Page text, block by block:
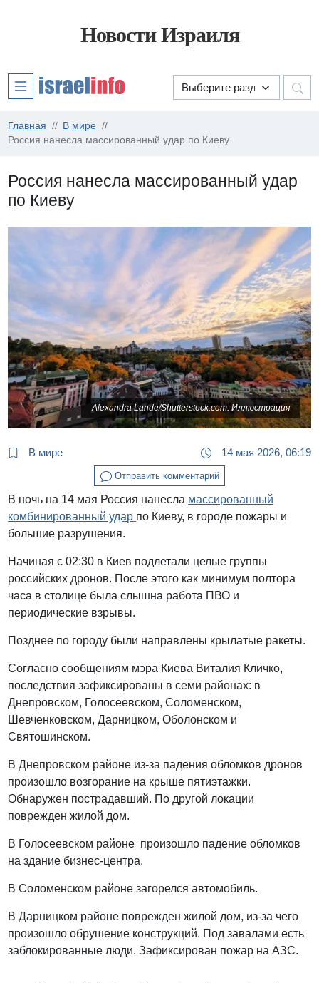
Новости Израиля
Главная
В мире
Россия нанесла массированный удар по Киеву
Россия нанесла массированный удар
по Киеву
Alexandra Lande/Shutterstock.com. Иллюстрация
В мире 14 мая 2026, 06:19
Отправить комментарий
В ночь на 14 мая Россия нанесла массированный
комбинированный удар по Киеву, в городе пожары и
большие разрушения.
Начиная с 02:30 в Киев подлетали целые группы
российских дронов. После этого как минимум полтора
часа в столице была слышна работа ПВО и
периодические взрывы.
Позднее по городу были направлены крылатые ракеты.
Согласно сообщениям мэра Киева Виталия Кличко,
последствия зафиксированы в семи районах: в
Днепровском, Голосеевском, Соломенском,
Шевченковском, Дарницком, Оболонском и
Святошинском.
В Днепровском районе из-за падения обломков дронов
произошло возгорание на крыше пятиэтажки.
Обнаружен пострадавший. По другой локации
поврежден жилой дом.
В Голосеевском районе произошло падение обломков
на здание бизнес-центра.
В Соломенском районе загорелся автомобиль.
В Дарницком районе поврежден жилой дом, из-за чего
произошло обрушение конструкций. Под завалами есть
заблокированные люди. Зафиксирован пожар на АЗС.